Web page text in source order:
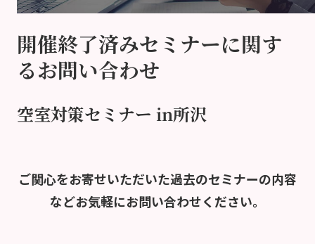
開催終了済みセミナーに関す
るお問い合わせ
空室対策セミナー in所沢
ご関心をお寄せいただいた過去のセミナーの内容
などお気軽にお問い合わせください。